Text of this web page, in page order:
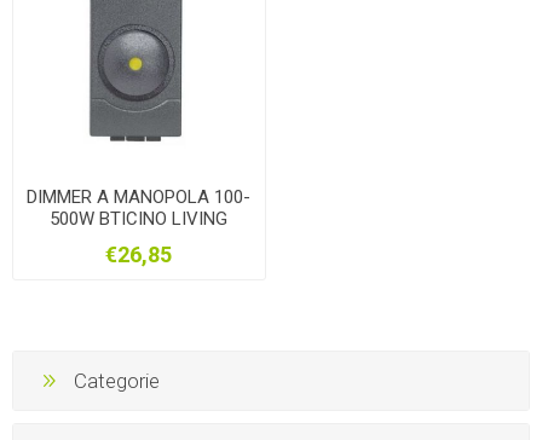
DIMMER A MANOPOLA 100-
500W BTICINO LIVING
€26,85
Categorie